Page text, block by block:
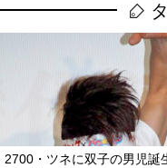
2700・ツネに双子の男児